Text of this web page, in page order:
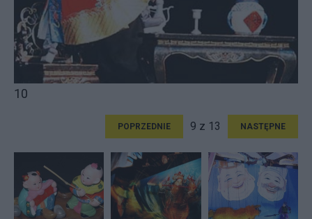
10
POPRZEDNIE 9 z 13 NASTĘPNE